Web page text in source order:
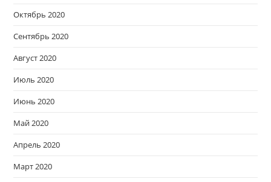
Октябрь 2020
Сентябрь 2020
Август 2020
Июль 2020
Июнь 2020
Май 2020
Апрель 2020
Март 2020